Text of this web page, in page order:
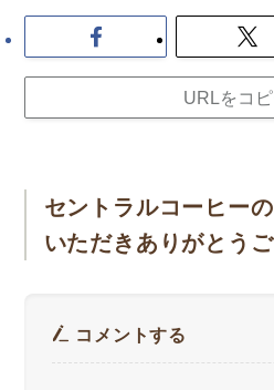
URLをコ
セントラルコーヒー
いただきありがとう
コメントする